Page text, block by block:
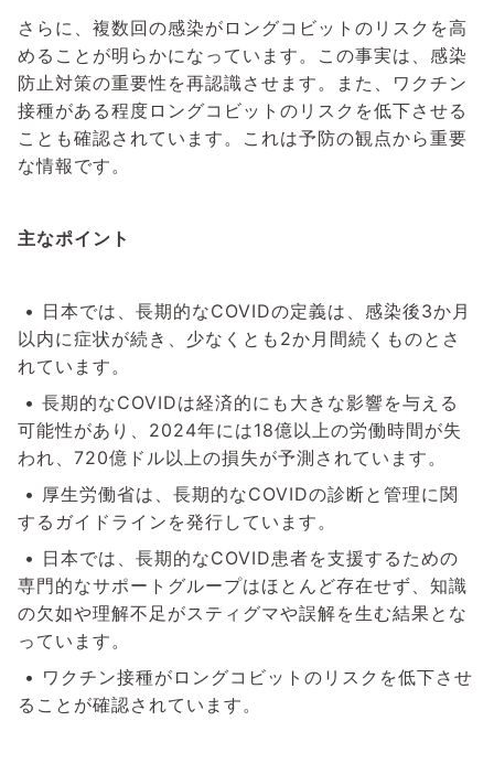
さらに、複数回の感染がロングコビットのリスクを高
めることが明らかになっています。この事実は、感染
防止対策の重要性を再認識させます。また、ワクチン
接種がある程度ロングコビットのリスクを低下させる
ことも確認されています。これは予防の観点から重要
な情報です。
主なポイント
• 日本では、長期的なCOVIDの定義は、感染後3か月
以内に症状が続き、少なくとも2か月間続くものとさ
れています。
• 長期的なCOVIDは経済的にも大きな影響を与える
可能性があり、2024年には18億以上の労働時間が失
われ、720億ドル以上の損失が予測されています。
• 厚生労働省は、長期的なCOVIDの診断と管理に関
するガイドラインを発行しています。
• 日本では、長期的なCOVID患者を支援するための
専門的なサポートグループはほとんど存在せず、知識
の欠如や理解不足がスティグマや誤解を生む結果とな
っています。
• ワクチン接種がロングコビットのリスクを低下させ
ることが確認されています。